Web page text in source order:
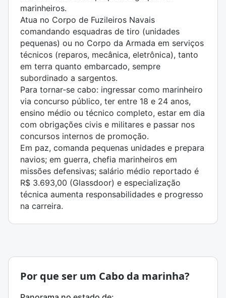
marinheiros.
Atua no Corpo de Fuzileiros Navais
comandando esquadras de tiro (unidades
pequenas) ou no Corpo da Armada em serviços
técnicos (reparos, mecânica, eletrônica), tanto
em terra quanto embarcado, sempre
subordinado a sargentos.
Para tornar‑se cabo: ingressar como marinheiro
via concurso público, ter entre 18 e 24 anos,
ensino médio ou técnico completo, estar em dia
com obrigações civis e militares e passar nos
concursos internos de promoção.
Em paz, comanda pequenas unidades e prepara
navios; em guerra, chefia marinheiros em
missões defensivas; salário médio reportado é
R$ 3.693,00 (Glassdoor) e especialização
técnica aumenta responsabilidades e progresso
na carreira.
Por que ser um Cabo da marinha?